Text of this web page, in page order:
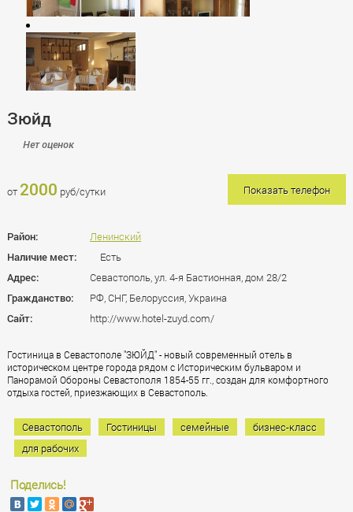
Зюйд
Нет оценок
от 2000 руб/сутки Показать телефон
Район:
Ленинский
Наличие мест:
Есть
Адрес:
Севастополь, ул. 4-я Бастионная, дом 28/2
Гражданство:
РФ, СНГ, Белоруссия, Украина
Сайт:
http://www.hotel-zuyd.com/
Гостиница в Севастополе "ЗЮЙД" - новый современный отель в
историческом центре города рядом с Историческим бульваром и
Панорамой Обороны Севастополя 1854-55 гг., создан для комфортного
отдыха гостей, приезжающих в Севастополь.
Севастополь Гостиницы семейные
бизнес-класс
для рабочих
Поделись!